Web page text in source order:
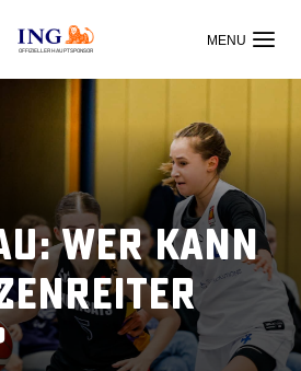
OFFIZIELLER HAUPTSPONSOR
Wer kann